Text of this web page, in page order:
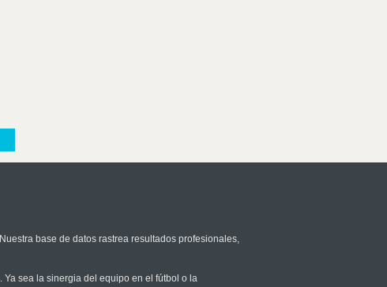
base de datos rastrea resultados profesionales,
sea la sinergia del equipo en el fútbol o la